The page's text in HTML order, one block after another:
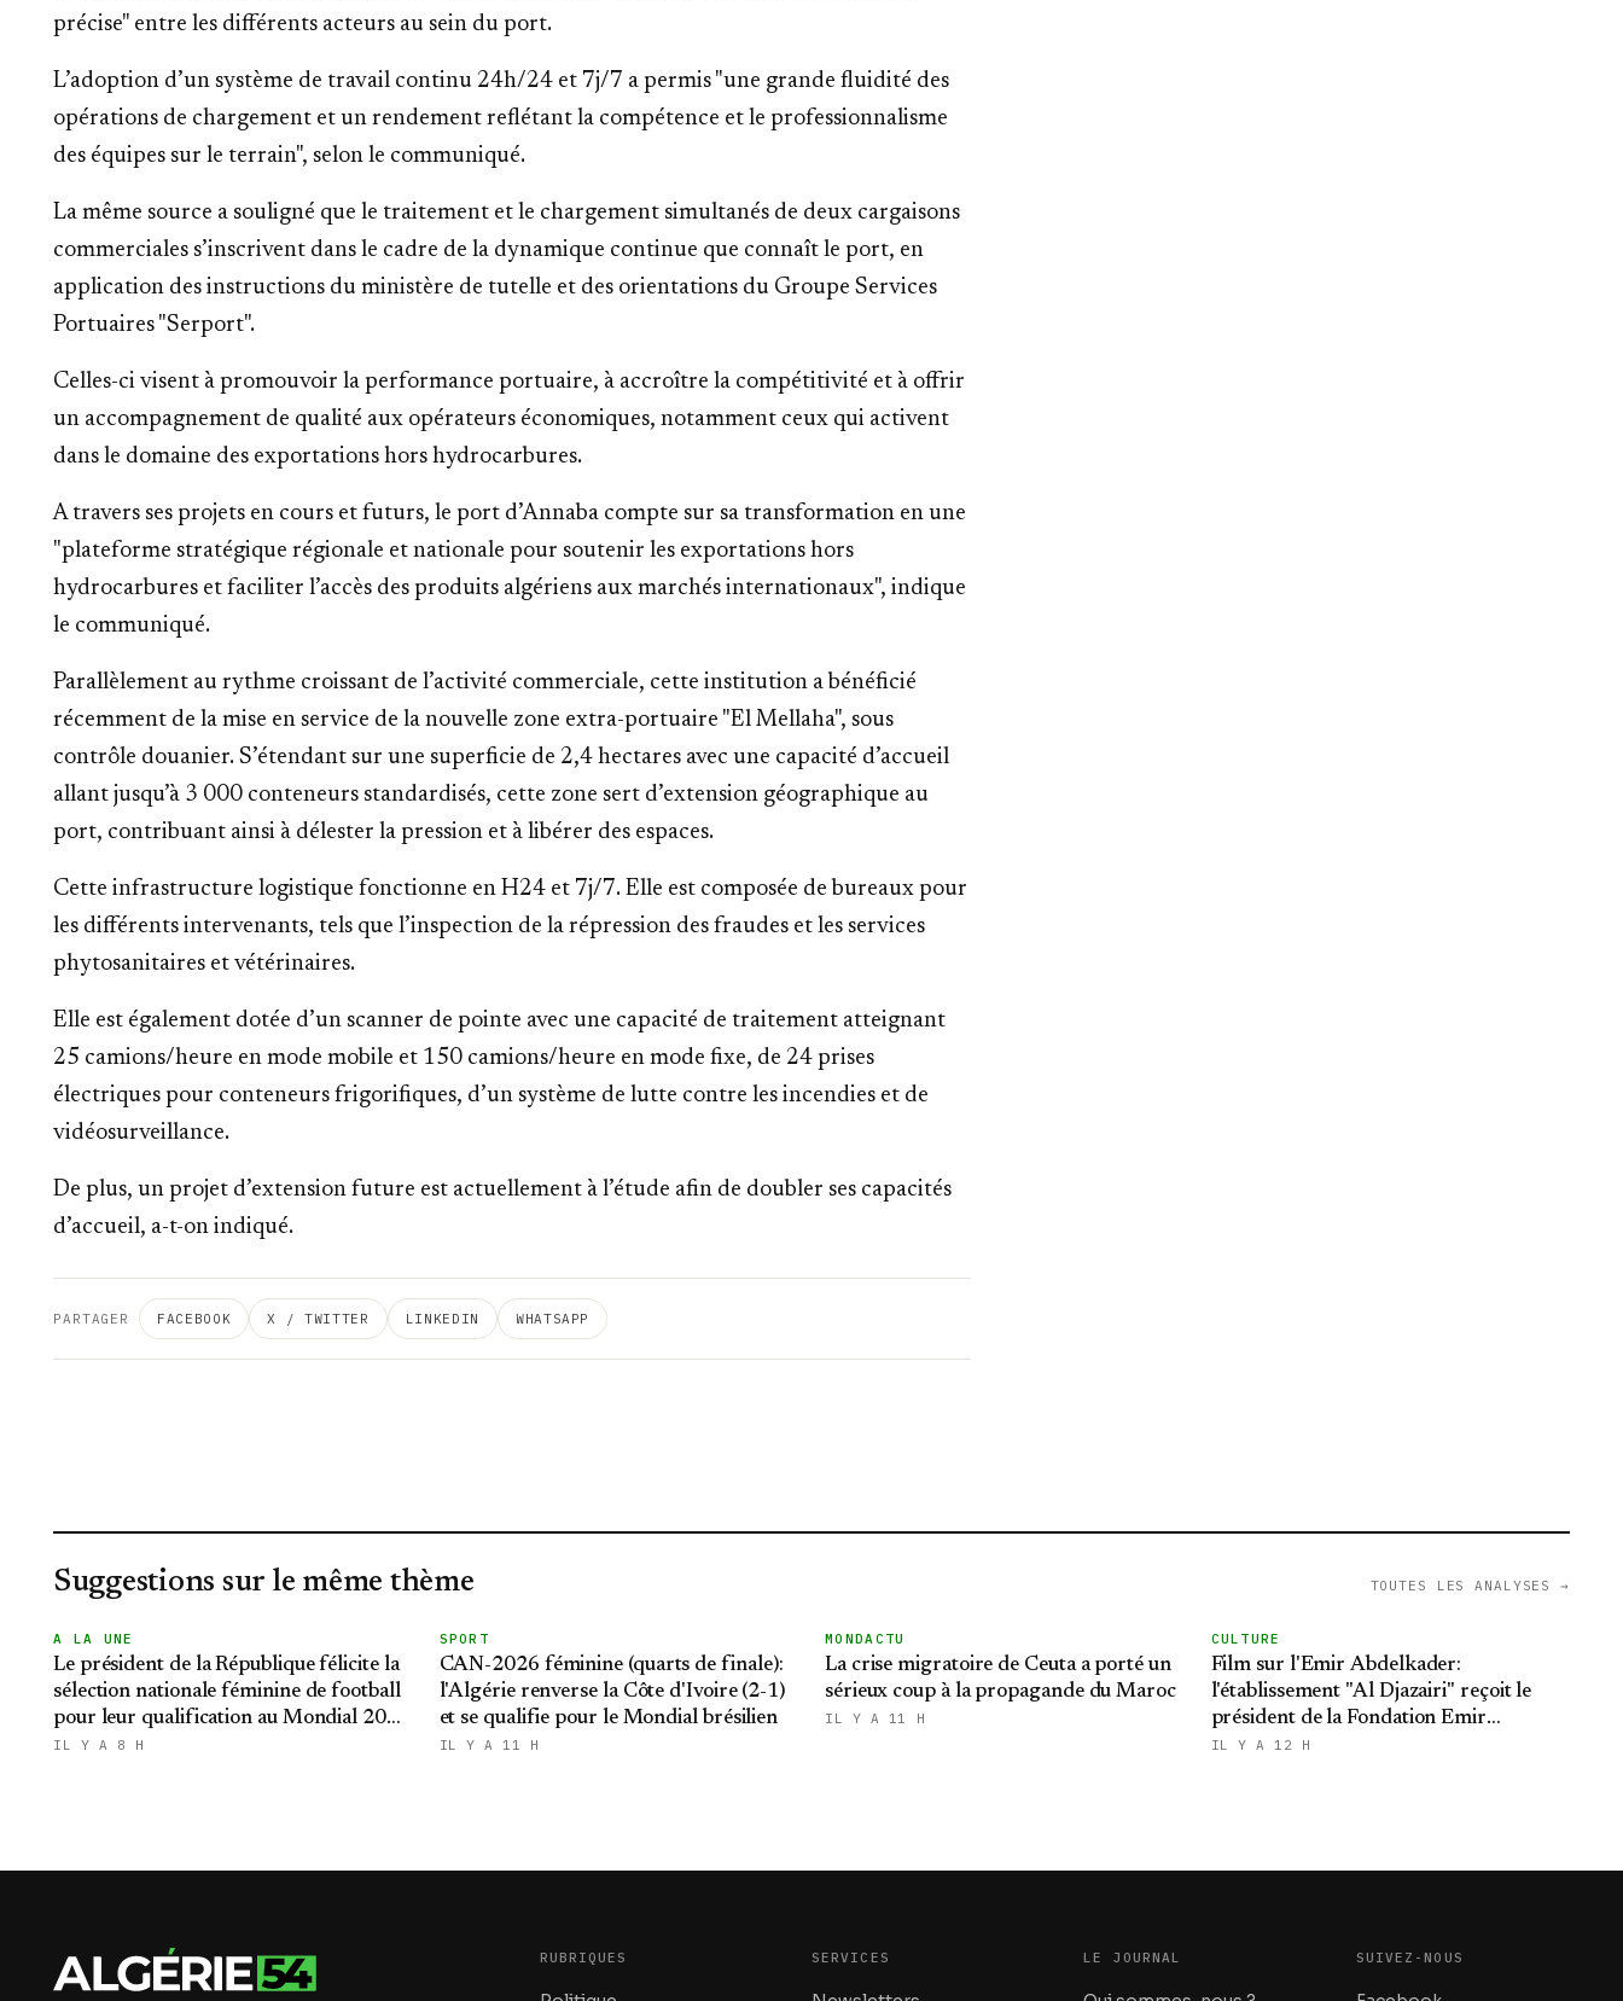
précise" entre les différents acteurs au sein du port.
L’adoption d’un système de travail continu 24h/24 et 7j/7 a permis "une grande fluidité des
opérations de chargement et un rendement reflétant la compétence et le professionnalisme
des équipes sur le terrain", selon le communiqué.
La même source a souligné que le traitement et le chargement simultanés de deux cargaisons
commerciales s’inscrivent dans le cadre de la dynamique continue que connaît le port, en
application des instructions du ministère de tutelle et des orientations du Groupe Services
Portuaires "Serport".
Celles-ci visent à promouvoir la performance portuaire, à accroître la compétitivité et à offrir
un accompagnement de qualité aux opérateurs économiques, notamment ceux qui activent
dans le domaine des exportations hors hydrocarbures.
A travers ses projets en cours et futurs, le port d’Annaba compte sur sa transformation en une
"plateforme stratégique régionale et nationale pour soutenir les exportations hors
hydrocarbures et faciliter l’accès des produits algériens aux marchés internationaux", indique
le communiqué.
Parallèlement au rythme croissant de l’activité commerciale, cette institution a bénéficié
récemment de la mise en service de la nouvelle zone extra-portuaire "El Mellaha", sous
contrôle douanier. S’étendant sur une superficie de 2,4 hectares avec une capacité d’accueil
allant jusqu’à 3 000 conteneurs standardisés, cette zone sert d’extension géographique au
port, contribuant ainsi à délester la pression et à libérer des espaces.
Cette infrastructure logistique fonctionne en H24 et 7j/7. Elle est composée de bureaux pour
les différents intervenants, tels que l’inspection de la répression des fraudes et les services
phytosanitaires et vétérinaires.
Elle est également dotée d’un scanner de pointe avec une capacité de traitement atteignant
25 camions/heure en mode mobile et 150 camions/heure en mode fixe, de 24 prises
électriques pour conteneurs frigorifiques, d’un système de lutte contre les incendies et de
vidéosurveillance.
De plus, un projet d’extension future est actuellement à l’étude afin de doubler ses capacités
d’accueil, a-t-on indiqué.
PARTAGER FACEBOOK X / TWITTER LINKEDIN WHATSAPP
Suggestions sur le même thème TOUTES LES ANALYSES →
A LA UNE
Le président de la République félicite la
sélection nationale féminine de football
pour leur qualification au Mondial 2027
et aux demi-finales de la CAN
IL Y A 8 H
SPORT
CAN-2026 féminine (quarts de finale):
l'Algérie renverse la Côte d'Ivoire (2-1)
et se qualifie pour le Mondial brésilien
IL Y A 11 H
MONDACTU
La crise migratoire de Ceuta a porté un
sérieux coup à la propagande du Maroc
IL Y A 11 H
CULTURE
Film sur l'Emir Abdelkader:
l'établissement "Al Djazairi" reçoit le
président de la Fondation Emir
Abdelkader
IL Y A 12 H
RUBRIQUES SERVICES LE JOURNAL SUIVEZ-NOUS